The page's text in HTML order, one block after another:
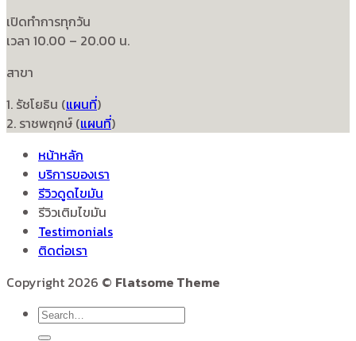
เปิดทำการทุกวัน
เวลา 10.00 – 20.00 น.
สาขา
1. รัชโยธิน (แผนที่)
2. ราชพฤกษ์ (แผนที่)
หน้าหลัก
บริการของเรา
รีวิวดูดไขมัน
รีวิวเติมไขมัน
Testimonials
ติดต่อเรา
Copyright 2026 © Flatsome Theme